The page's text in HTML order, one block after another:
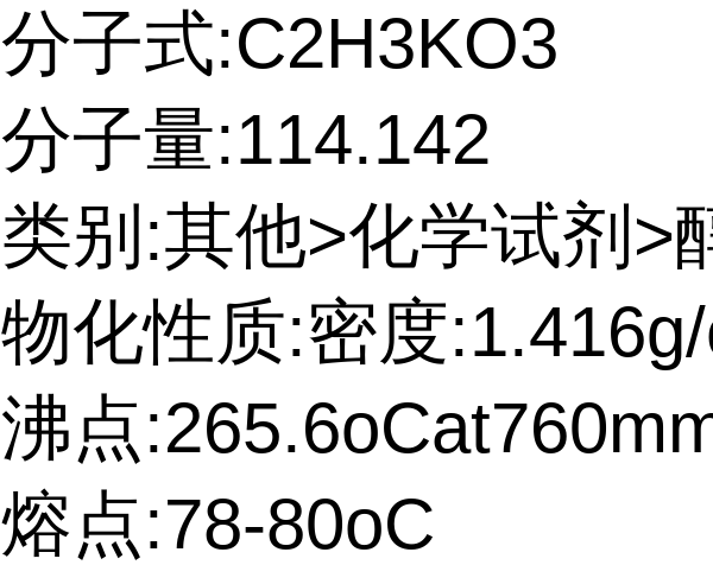
分子式:C2H3KO3
分子量:114.142
类别:其他>化学试剂>
物化性质:密度
沸点
熔点:78-80oC